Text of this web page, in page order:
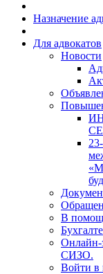
Назначение
Для адвокатов
Новости
В
СИЗО.
Войти в